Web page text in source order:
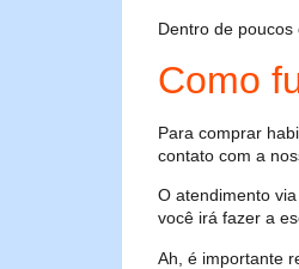
Dentro de poucos
Como
Para comprar
contato com a
O atendimento
você irá fazer a
Ah, é importante